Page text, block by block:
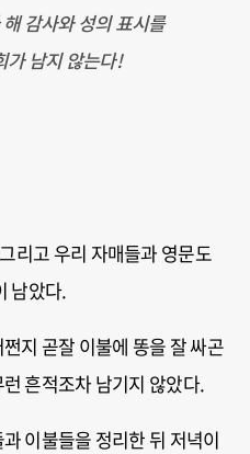
감사와 성의 표시를
가 남지 않는다!
리고 우리 자매들과 영문도
남았다.
지 곧잘 이불에 똥을 잘 싸곤
흔적조차 남기지 않았다.
이불들을 정리한 뒤 저녁이